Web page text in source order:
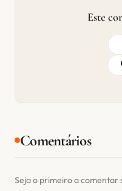
Este
Comentários
Seja o primeiro a comentar